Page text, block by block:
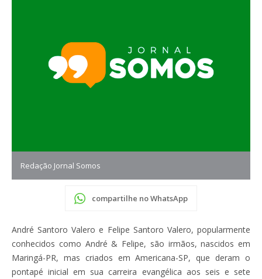
Redação Jornal Somos
compartilhe no WhatsApp
André Santoro Valero e Felipe Santoro Valero, popularmente
conhecidos como André & Felipe, são irmãos, nascidos em
Maringá-PR, mas criados em Americana-SP, que deram o
pontapé inicial em sua carreira evangélica aos seis e sete